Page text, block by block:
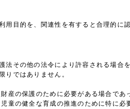
用目的を、関連性を有すると合理的に
法その他の法令により許容される場
りではありません。
財産の保護のために必要がある場合で
児童の健全な育成の推進のために特に